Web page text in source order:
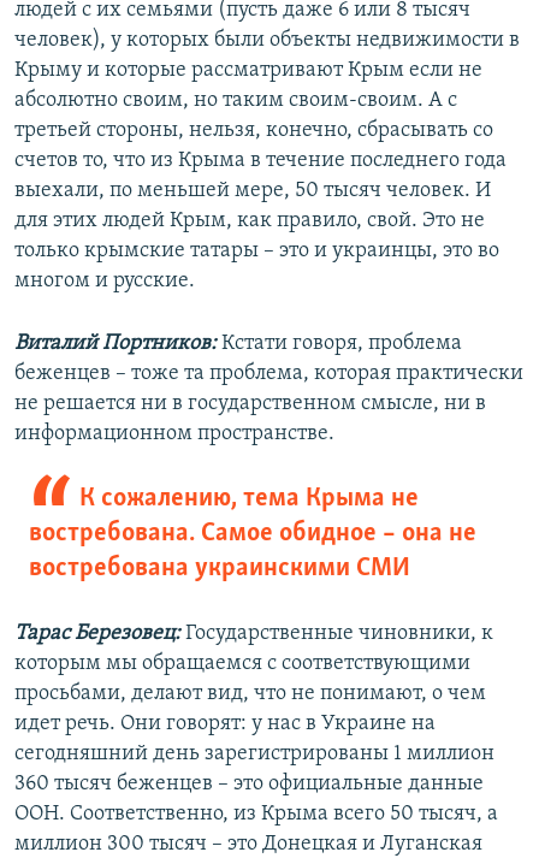
людей с их семьями (пусть даже 6 или 8 тысяч
человек), у которых были объекты недвижимости в
Крыму и которые рассматривают Крым если не
абсолютно своим, но таким своим-своим. А с
третьей стороны, нельзя, конечно, сбрасывать со
счетов то, что из Крыма в течение последнего года
выехали, по меньшей мере, 50 тысяч человек. И
для этих людей Крым, как правило, свой. Это не
только крымские татары – это и украинцы, это во
многом и русские.
Виталий Портников:Кстати говоря, проблема
беженцев – тоже та проблема, которая практически
не решается ни в государственном смысле, ни в
информационном пространстве.
К сожалению, тема Крыма не
востребована. Самое обидное – она не
востребована украинскими СМИ
Тарас Березовец:Государственные чиновники, к
которым мы обращаемся с соответствующими
просьбами, делают вид, что не понимают, о чем
идет речь. Они говорят: у нас в Украине на
сегодняшний день зарегистрированы 1 миллион
360 тысяч беженцев – это официальные данные
ООН. Соответственно, из Крыма всего 50 тысяч, а
миллион 300 тысяч – это Донецкая и Луганская